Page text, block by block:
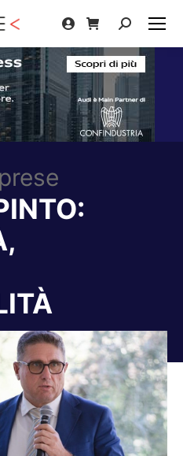
Cerca:
Tu sei qui: